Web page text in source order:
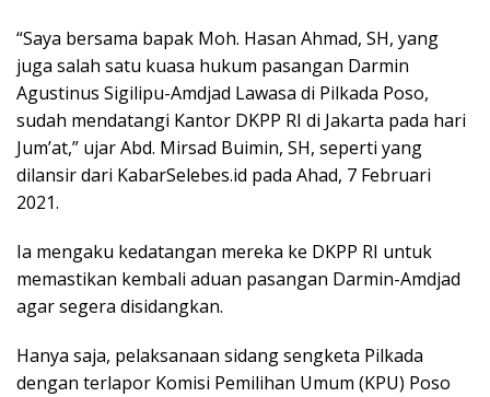
“Saya bersama bapak Moh. Hasan Ahmad, SH, yang
juga salah satu kuasa hukum pasangan Darmin
Agustinus Sigilipu-Amdjad Lawasa di Pilkada Poso,
sudah mendatangi Kantor DKPP RI di Jakarta pada hari
Jum’at,” ujar Abd. Mirsad Buimin, SH, seperti yang
dilansir dari KabarSelebes.id pada Ahad, 7 Februari
2021.
Ia mengaku kedatangan mereka ke DKPP RI untuk
memastikan kembali aduan pasangan Darmin-Amdjad
agar segera disidangkan.
Hanya saja, pelaksanaan sidang sengketa Pilkada
dengan terlapor Komisi Pemilihan Umum (KPU) Poso